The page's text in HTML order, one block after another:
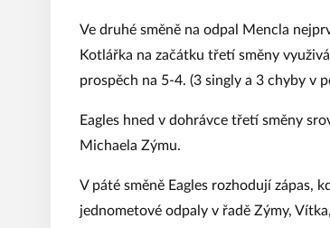
Ve druhé směně na odpal Mencla
Kotlářka na začátku třetí směny
prospěch na 5-4. (3 singly a 3 chyby v
Eagles hned v dohrávce třetí směny
Michaela Zýmu.
V páté směně Eagles rozhodují zápas,
jednometové odpaly v řadě Zýmy,